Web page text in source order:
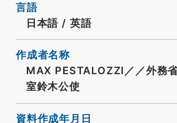
言語
日本語 / 英語
作成者名称
MAX PESTALOZZI／／外務
室鈴木公使
資料作成年月日